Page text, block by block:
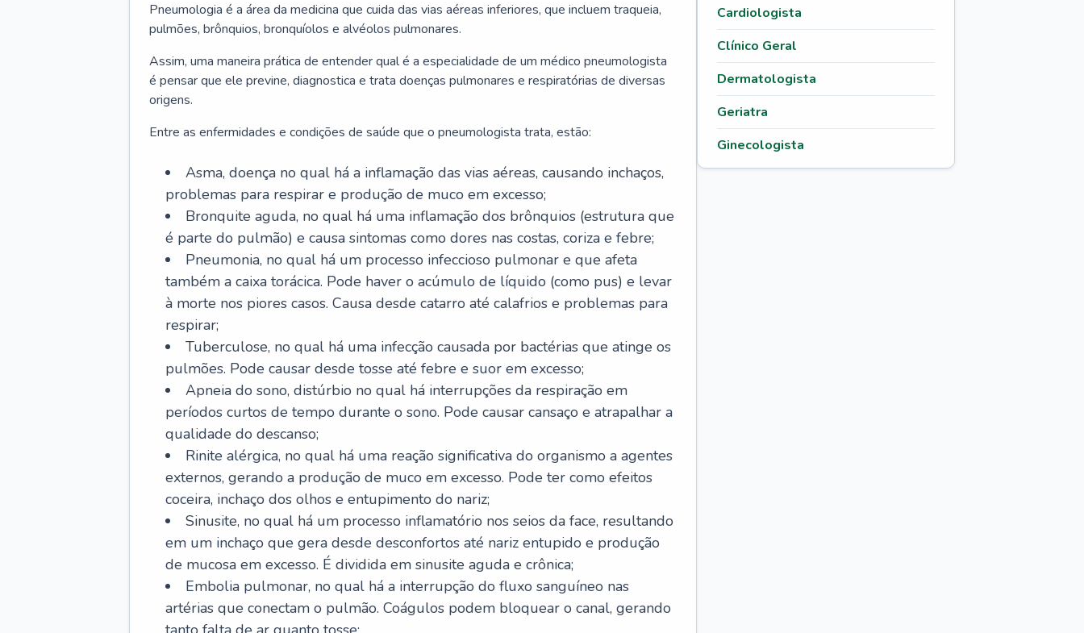
Pneumologia é a área da medicina que cuida das vias aéreas inferiores, que incluem traqueia,
pulmões, brônquios, bronquíolos e alvéolos pulmonares.
Assim, uma maneira prática de entender qual é a especialidade de um médico pneumologista
é pensar que ele previne, diagnostica e trata doenças pulmonares e respiratórias de diversas
origens.
Entre as enfermidades e condições de saúde que o pneumologista trata, estão:
Asma, doença no qual há a inflamação das vias aéreas, causando inchaços,
problemas para respirar e produção de muco em excesso;
Bronquite aguda, no qual há uma inflamação dos brônquios (estrutura que
é parte do pulmão) e causa sintomas como dores nas costas, coriza e febre;
Pneumonia, no qual há um processo infeccioso pulmonar e que afeta
também a caixa torácica. Pode haver o acúmulo de líquido (como pus) e levar
à morte nos piores casos. Causa desde catarro até calafrios e problemas para
respirar;
Tuberculose, no qual há uma infecção causada por bactérias que atinge os
pulmões. Pode causar desde tosse até febre e suor em excesso;
Apneia do sono, distúrbio no qual há interrupções da respiração em
períodos curtos de tempo durante o sono. Pode causar cansaço e atrapalhar a
qualidade do descanso;
Rinite alérgica, no qual há uma reação significativa do organismo a agentes
externos, gerando a produção de muco em excesso. Pode ter como efeitos
coceira, inchaço dos olhos e entupimento do nariz;
Sinusite, no qual há um processo inflamatório nos seios da face, resultando
em um inchaço que gera desde desconfortos até nariz entupido e produção
de mucosa em excesso. É dividida em sinusite aguda e crônica;
Embolia pulmonar, no qual há a interrupção do fluxo sanguíneo nas
artérias que conectam o pulmão. Coágulos podem bloquear o canal, gerando
Cardiologista
Clínico Geral
Dermatologista
Geriatra
Ginecologista